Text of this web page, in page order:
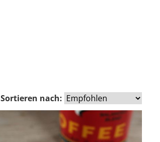
Sortieren nach: